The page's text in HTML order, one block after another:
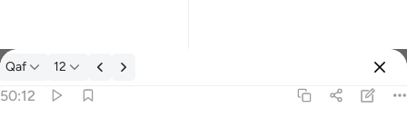
Tefsir: Qaf 50:12
Qaf 12
50:12